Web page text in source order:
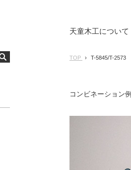
天童木工について
TOP T-5845/T-2573
コンビネーション例